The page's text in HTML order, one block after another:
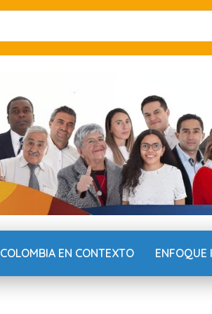
COLOMBIA EN CONTEXTO ENFOQUE